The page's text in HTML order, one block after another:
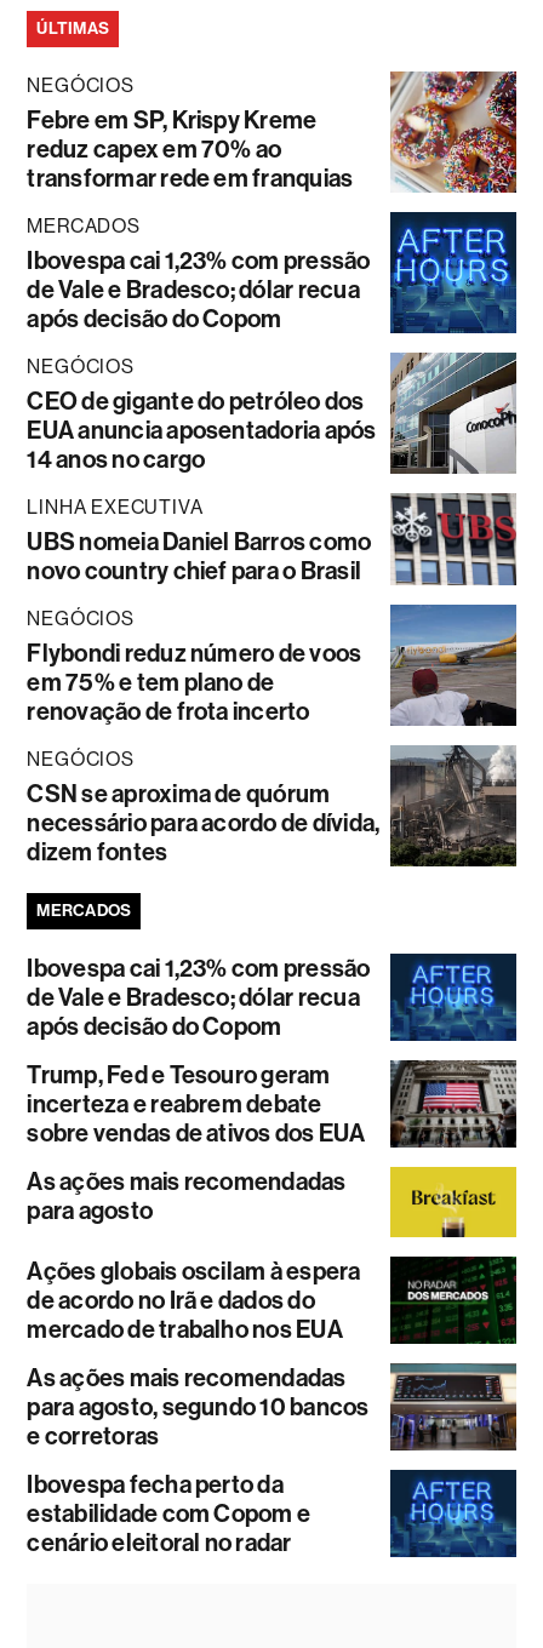
ÚLTIMAS
NEGÓCIOS
Febre em SP, Krispy Kreme
reduz capex em 70% ao
transformar rede em franquias
MERCADOS
Ibovespa cai 1,23% com pressão
de Vale e Bradesco; dólar recua
após decisão do Copom
NEGÓCIOS
CEO de gigante do petróleo dos
EUA anuncia aposentadoria após
14 anos no cargo
LINHA EXECUTIVA
UBS nomeia Daniel Barros como
novo country chief para o Brasil
NEGÓCIOS
Flybondi reduz número de voos
em 75% e tem plano de
renovação de frota incerto
NEGÓCIOS
CSN se aproxima de quórum
necessário para acordo de dívida,
dizem fontes
MERCADOS
Ibovespa cai 1,23% com pressão
de Vale e Bradesco; dólar recua
após decisão do Copom
Trump, Fed e Tesouro geram
incerteza e reabrem debate
sobre vendas de ativos dos EUA
As ações mais recomendadas
para agosto
Ações globais oscilam à espera
de acordo no Irã e dados do
mercado de trabalho nos EUA
As ações mais recomendadas
para agosto, segundo 10 bancos
e corretoras
Ibovespa fecha perto da
estabilidade com Copom e
cenário eleitoral no radar